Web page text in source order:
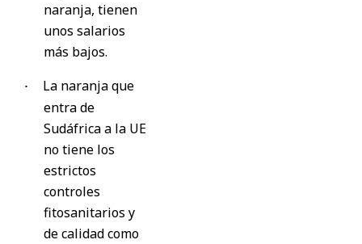
naranja, tienen
unos salarios
más bajos.
·
La naranja que
entra de
Sudáfrica a la UE
no tiene los
estrictos
controles
fitosanitarios y
de calidad como